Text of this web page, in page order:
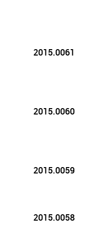
2015.0061
2015.0060
2015.0059
2015.0058